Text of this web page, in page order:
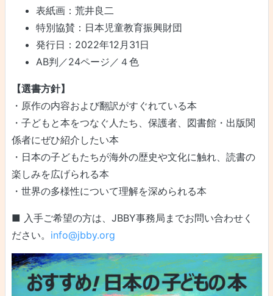
表紙画：荒井良二
特別協賛：日本児童教育振興財団
発行日：2022年12月31日
AB判／24ページ／４色
【選書方針】
・原作の内容および翻訳がすぐれている本
・子どもと本をつなぐ人たち、保護者、図書館・出版関
係者にぜひ紹介したい本
・日本の子どもたちが海外の歴史や文化に触れ、読書の
楽しみを広げられる本
・世界の多様性について理解を深められる本
■ 入手ご希望の方は、JBBY事務局までお問い合わせく
ださい。 info@jbby.org